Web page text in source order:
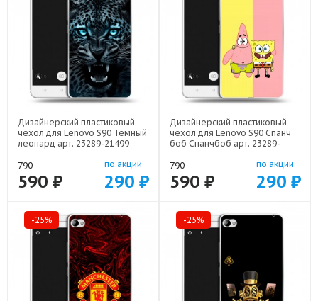
Дизайнерский пластиковый
чехол для Lenovo S90 Темный
леопард арт: 23289-21499
790
590 ₽
по акции
290 ₽
Дизайнерский пластиковый
чехол для Lenovo S90 Спанч
боб Спанчбоб арт: 23289-
790
590 ₽
по акции
290 ₽
-25% -25%